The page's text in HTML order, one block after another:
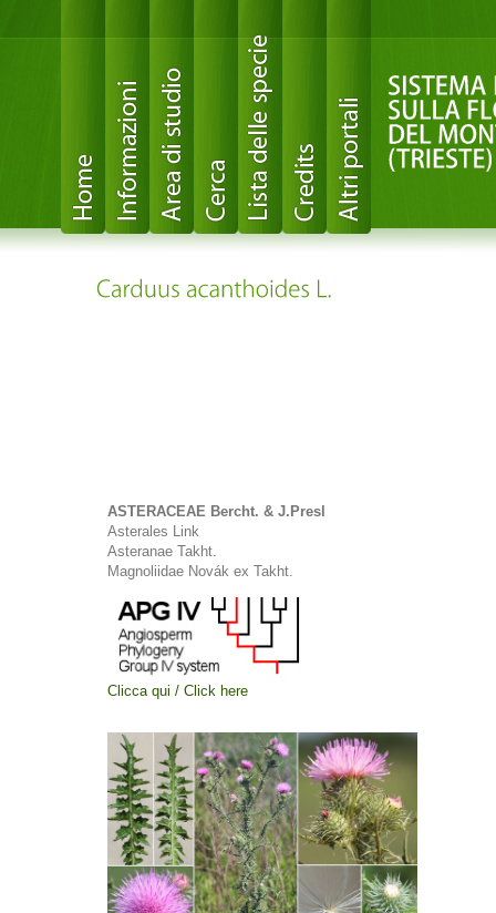
ASTERACEAE Bercht. & J.Presl
Asterales Link
Asteranae Takht.
Magnoliidae Novák ex Takht.
Clicca qui / Click here